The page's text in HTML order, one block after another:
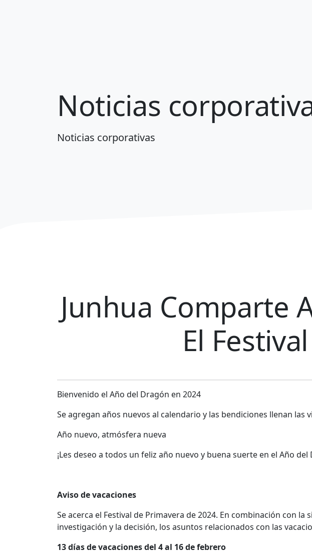
Noticias
Noticias corporativas
Junhua Comparte
El
Bienvenido el Año del Dragón en 2024
Se agregan años nuevos al calendario y las bendiciones llenan las
Año nuevo, atmósfera nueva
¡Les deseo a todos un feliz año nuevo y buena suerte en el Año del
Aviso de vacaciones
Se acerca el Festival de Primavera de 2024. En combinación con
investigación y la decisión, los asuntos relacionados con las
13 días de vacaciones del 4 al 16 de febrero